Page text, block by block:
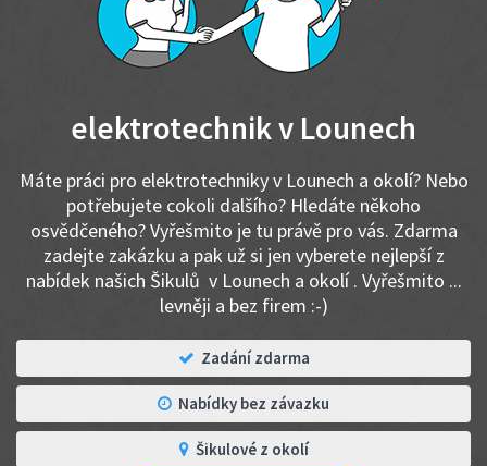
elektrotechnik v Lounech
Máte práci pro elektrotechniky v Lounech a okolí? Nebo
potřebujete cokoli dalšího? Hledáte někoho
osvědčeného? Vyřešmito je tu právě pro vás. Zdarma
zadejte zakázku a pak už si jen vyberete nejlepší z
nabídek našich Šikulů v Lounech a okolí . Vyřešmito ...
levněji a bez firem :-)
Zadání zdarma
Nabídky bez závazku
Šikulové z okolí